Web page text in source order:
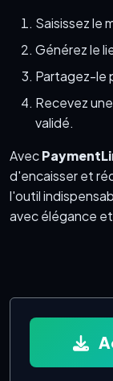
Saisissez le
Générez le
Partagez-le
Recevez
validé.
Avec
d'encaisser et
l'outil
avec élégance